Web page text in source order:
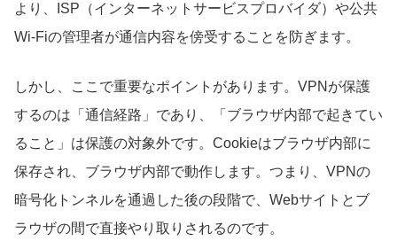
より、ISP（インターネットサービスプロバイダ）や公共
Wi-Fiの管理者が通信内容を傍受することを防ぎます。
しかし、ここで重要なポイントがあります。VPNが保護
するのは「通信経路」であり、「ブラウザ内部で起きてい
ること」は保護の対象外です。Cookieはブラウザ内部に
保存され、ブラウザ内部で動作します。つまり、VPNの
暗号化トンネルを通過した後の段階で、Webサイトとブ
ラウザの間で直接やり取りされるのです。